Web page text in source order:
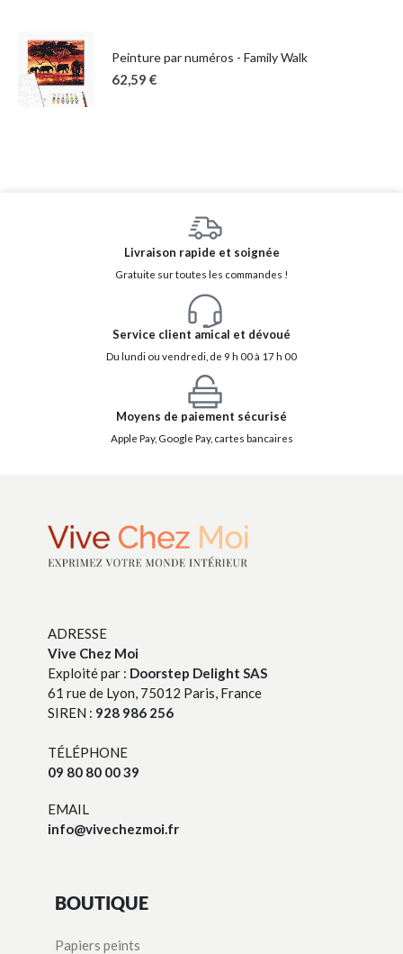
Peinture par numéros - Family Walk
62,59 €
Livraison rapide et soignée
Gratuite sur toutes les commandes !
Service client amical et dévoué
Du lundi ou vendredi, de 9 h 00 à 17 h 00
Moyens de paiement sécurisé
Apple Pay, Google Pay, cartes bancaires
ADRESSE
Vive Chez Moi
Exploité par : Doorstep Delight SAS
61 rue de Lyon, 75012 Paris, France
SIREN : 928 986 256
TÉLÉPHONE
09 80 80 00 39
EMAIL
info@vivechezmoi.fr
BOUTIQUE
Papiers peints